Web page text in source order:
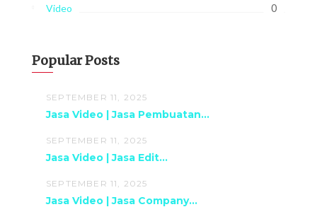
Video 0
Popular Posts
SEPTEMBER 11, 2025
Jasa Video | Jasa Pembuatan...
SEPTEMBER 11, 2025
Jasa Video | Jasa Edit...
SEPTEMBER 11, 2025
Jasa Video | Jasa Company...